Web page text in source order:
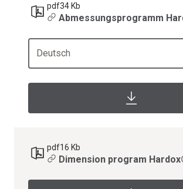
pdf34 Kb
Abmessungsprogramm
Deutsch
pdf16 Kb
Dimension program